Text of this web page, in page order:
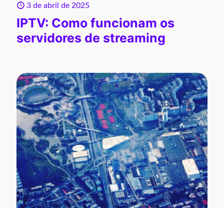
3 de abril de 2025
IPTV: Como funcionam os
servidores de streaming